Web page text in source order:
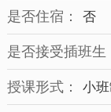
是否住宿： 否
是否接受插班生
授课形式： 小